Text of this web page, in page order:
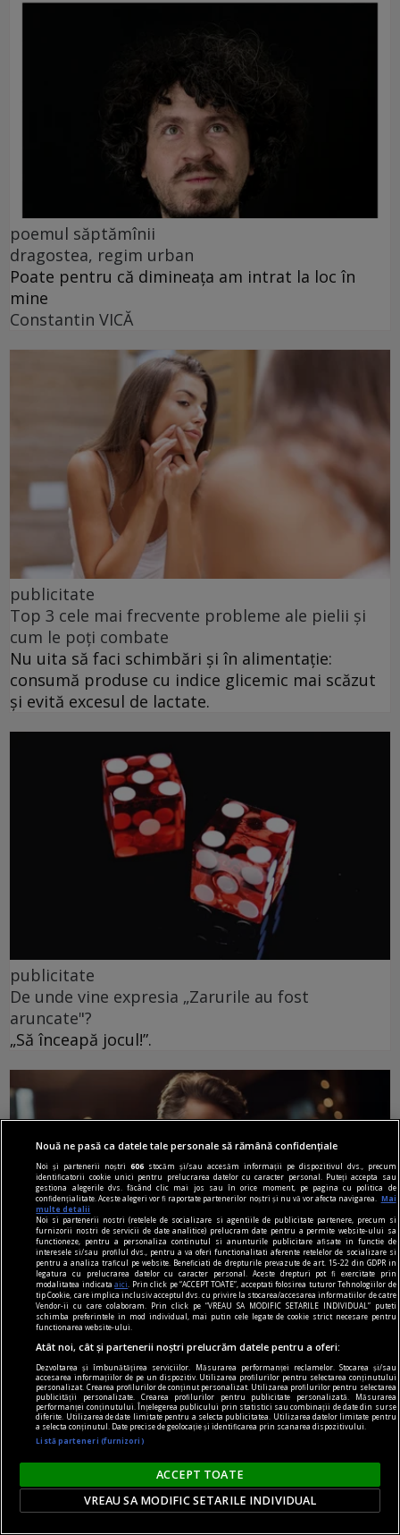
poemul săptămînii
dragostea, regim urban
Poate pentru că dimineața am intrat la loc în
mine
Constantin VICĂ
publicitate
Top 3 cele mai frecvente probleme ale pielii și
cum le poți combate
Nu uita să faci schimbări și în alimentație:
consumă produse cu indice glicemic mai scăzut
și evită excesul de lactate.
publicitate
De unde vine expresia „Zarurile au fost
aruncate"?
„Să înceapă jocul!”.
publicitate
Idei de cadouri pentru bărbații din viața ta - ce să
le dăruiești, în funcție de relația dintre voi
Așa că, o idee bună este să notezi fiecare link pe
care ți-l trimite amicul tău, pentru a fi mai ușor
să îi găsești cadoul ideal.
Nouă ne pasă ca datele tale personale să rămână confidențiale
Noi și partenerii noștri606 stocăm și/sau accesăm informații pe dispozitivul dvs., precum
identificatorii cookie unici pentru prelucrarea datelor cu caracter personal. Puteți accepta sau
gestiona alegerile dvs. făcând clic mai jos sau în orice moment, pe pagina cu politica de
confidențialitate. Aceste alegeri vor fi raportate partenerilor noștri și nu vă vor afecta navigarea.
Mai
multe detalii
Noi si partenerii nostri (retelele de socializare si agentiile de publicitate partenere, precum si
furnizorii nostri de servicii de date analitice) prelucram date pentru a permite website-ului sa
functioneze, pentru a personaliza continutul si anunturile publicitare afisate in functie de
interesele si/sau profilul dvs., pentru a va oferi functionalitati aferente retelelor de socializare si
pentru a analiza traficul pe website. Beneficiati de drepturile prevazute de art. 15-22 din GDPR in
legatura cu prelucrarea datelor cu caracter personal. Aceste drepturi pot fi exercitate prin
modalitatea indicataaici
. Prin click pe “ACCEPT TOATE”, acceptati folosirea tuturor Tehnologiilor de
tip Cookie, care implica inclusiv acceptul dvs. cu privire la stocarea/accesarea informatiilor de catre
Vendor-ii cu care colaboram. Prin click pe “VREAU SA MODIFIC SETARILE INDIVIDUAL” puteti
schimba preferintele in mod individual, mai putin cele legate de cookie strict necesare pentru
functionarea website-ului.
Atât noi, cât și partenerii noștri prelucrăm datele pentru a oferi:
Dezvoltarea și îmbunătățirea serviciilor. Măsurarea performanței reclamelor. Stocarea și/sau
accesarea informațiilor de pe un dispozitiv. Utilizarea profilurilor pentru selectarea conținutului
personalizat. Crearea profilurilor de conținut personalizat. Utilizarea profilurilor pentru selectarea
publicității personalizate. Crearea profilurilor pentru publicitate personalizată. Măsurarea
performanței conținutului. Înțelegerea publicului prin statistici sau combinații de date din surse
diferite. Utilizarea de date limitate pentru a selecta publicitatea. Utilizarea datelor limitate pentru
a selecta conținutul. Date precise de geolocație și identificarea prin scanarea dispozitivului.
Listă parteneri (furnizori)
ACCEPT TOATE
VREAU SA MODIFIC SETARILE INDIVIDUAL